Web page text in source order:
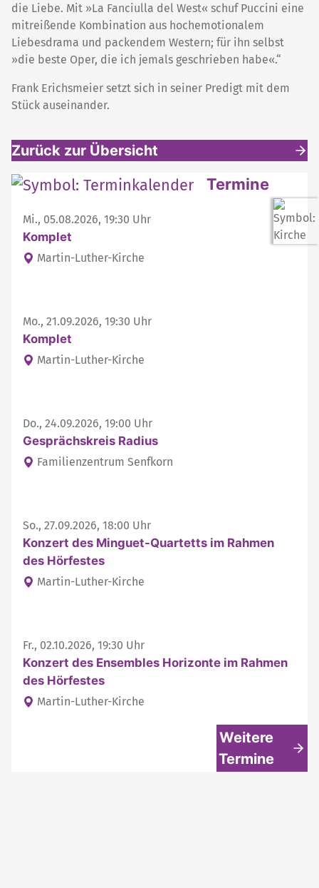
die Liebe. Mit »La Fanciulla del West« schuf Puccini eine
mitreißende Kombination aus hochemotionalem
Liebesdrama und packendem Western; für ihn selbst
»die beste Oper, die ich jemals geschrieben habe«.“
Frank Erichsmeier setzt sich in seiner Predigt mit dem
Stück auseinander.
Zurück zur Übersicht
Weitere interessante Inhalte Termine
Mi., 05.08.2026, 19:30 Uhr
Komplet
Martin-Luther-Kirche
Mo., 21.09.2026, 19:30 Uhr
Komplet
Martin-Luther-Kirche
Do., 24.09.2026, 19:00 Uhr
Gesprächskreis Radius
Familienzentrum Senfkorn
So., 27.09.2026, 18:00 Uhr
Konzert des Minguet-Quartetts im Rahmen
des Hörfestes
Martin-Luther-Kirche
Fr., 02.10.2026, 19:30 Uhr
Konzert des Ensembles Horizonte im Rahmen
des Hörfestes
Martin-Luther-Kirche
Weitere
Termine